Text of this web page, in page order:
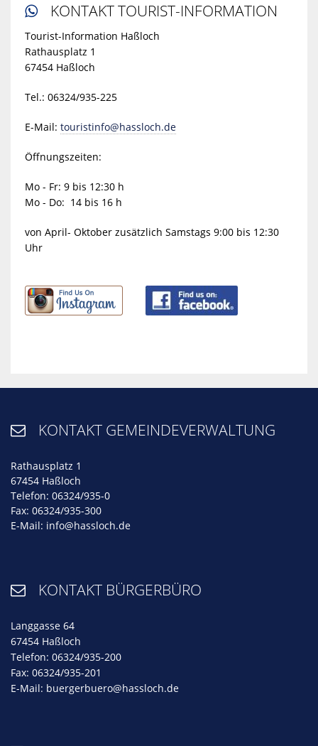
 KONTAKT TOURIST-INFORMATION
Tourist-Information Haßloch
Rathausplatz 1
67454 Haßloch
Tel.: 06324/935-225
E-Mail: touristinfo@hassloch.de
Öffnungszeiten:
Mo - Fr: 9 bis 12:30 h
Mo - Do: 14 bis 16 h
von April- Oktober zusätzlich Samstags 9:00 bis 12:30
Uhr
 KONTAKT GEMEINDEVERWALTUNG
Rathausplatz 1
67454 Haßloch
Telefon: 06324/935-0
Fax: 06324/935-300
E-Mail: info@hassloch.de
 KONTAKT BÜRGERBÜRO
Langgasse 64
67454 Haßloch
Telefon: 06324/935-200
Fax: 06324/935-201
E-Mail: buergerbuero@hassloch.de